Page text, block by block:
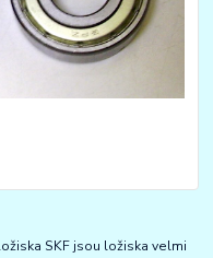
SKF jsou ložiska velmi